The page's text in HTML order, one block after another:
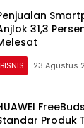
31,3
BISNIS 23 Agustus
Produk